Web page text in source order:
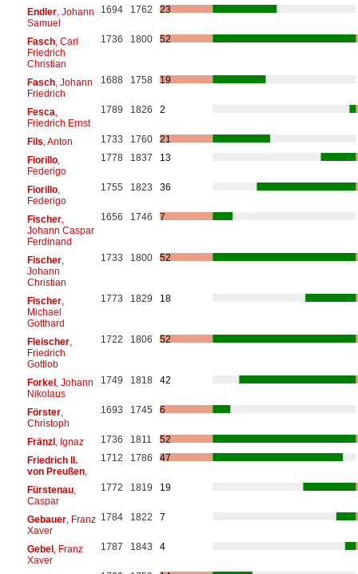
Endler, Johann
Samuel
1694 1762 23
Fasch, Carl
Friedrich
Christian
1736 1800 52
Fasch, Johann
Friedrich
1688 1758 19
Fesca
Friedrich Ernst
1789 1826 2
Fils , Anton 1733 1760
21
Fiorillo,
Federigo
1778 1837 13
Fiorillo,
Federigo
1755 1823 36
Fischer,
Johann Caspar
Ferdinand
1656 1746 7
Fischer,
Johann
Christian
1733 1800 52
Fischer,
Michael
Gotthard
1773 1829 18
Fleischer,
Friedrich
Gottlob
1722 1806 52
Forkel, Johann
Nikolaus
1749 1818 42
Förster,
Christoph
1693 1745 6
Fränzl, Ignaz 1736 1811
52
Friedrich II.
von Preußen,
1712 1786 47
Fürstenau,
Caspar
1772 1819 19
Gebauer, Franz
Xaver
1784 1822 7
Gebel, Franz
Xaver
1787 1843 4